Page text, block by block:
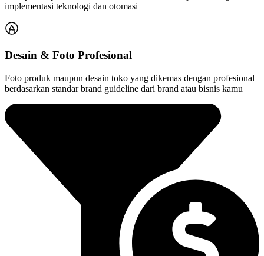
implementasi teknologi dan otomasi
Desain & Foto Profesional
Foto produk maupun desain toko yang dikemas dengan profesional
berdasarkan standar brand guideline dari brand atau bisnis kamu